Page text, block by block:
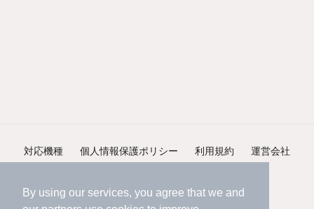
By using our services, you agree that we and
対応機種 個人情報保護ポリシー 利用規約 運営会社